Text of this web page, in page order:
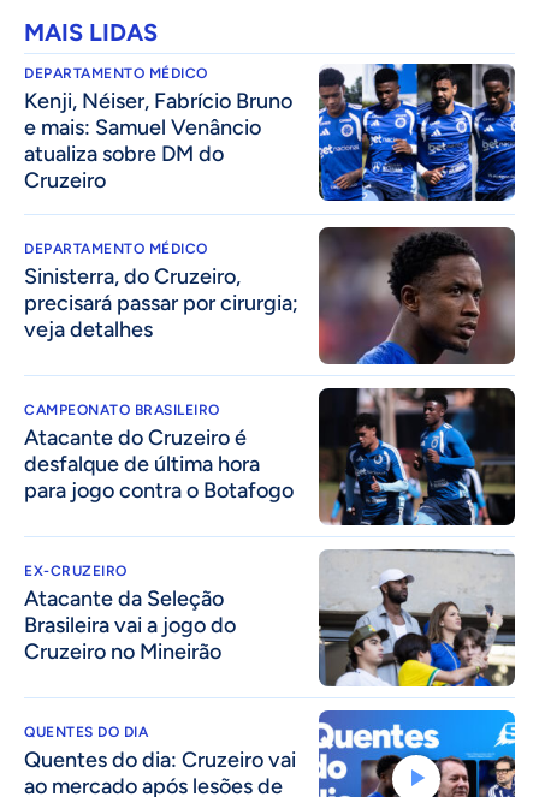
MAIS LIDAS
DEPARTAMENTO MÉDICO
Kenji, Néiser, Fabrício Bruno
e mais: Samuel Venâncio
atualiza sobre DM do
Cruzeiro
DEPARTAMENTO MÉDICO
Sinisterra, do Cruzeiro,
precisará passar por cirurgia;
veja detalhes
CAMPEONATO BRASILEIRO
Atacante do Cruzeiro é
desfalque de última hora
para jogo contra o Botafogo
EX-CRUZEIRO
Atacante da Seleção
Brasileira vai a jogo do
Cruzeiro no Mineirão
QUENTES DO DIA
Quentes do dia: Cruzeiro vai
ao mercado após lesões de